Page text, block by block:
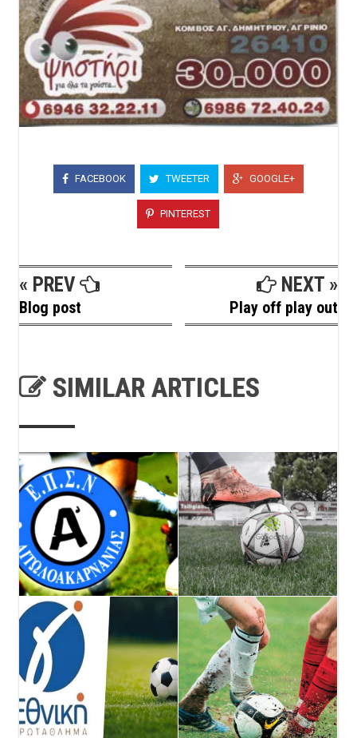
FACEBOOK TWEETER GOOGLE+
PINTEREST
« PREV
Blog post
NEXT »
Play off play out
SIMILAR ARTICLES